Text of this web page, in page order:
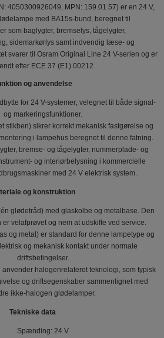
4050300926049, MPN: 159.01.57) er en 24 V,
med BA15s-bund, beregnet til
som baglygter, bremselys, tågelygter,
sidemarkørlys samt indvendig læse- og
svarer til Osram Original Line 24 V-serien og er
efter ECE 37 (E1) 00212.
og anvendelse
for 24 V-systemer; velegnet til både signal-
og markeringsfunktioner.
stikben) sikrer korrekt mekanisk fastgørelse og
i lampehus beregnet til denne fatning.
bremse- og tågelygter, nummerplade- og
og interiørbelysning i kommercielle
med 24 V elektrisk system.
og konstruktion
glødetråd) med glaskolbe og metalbase. Den
velafprøvet og nem at udskifte ved service.
og metal) er standard for denne lampetype og
og mekanisk kontakt under normale
driftsbetingelser.
halogenrelateret teknologi, som typisk
og driftsegenskaber sammenlignet med
ikke-halogen glødelamper.
Tekniske data
Spænding: 24 V